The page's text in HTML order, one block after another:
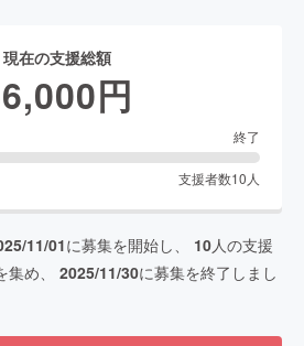
現在の支援総額
円
終了
支援者数10 人
11/01に募集を開始し、 10人の支援
集め、 2025/11/30に募集を終了しまし